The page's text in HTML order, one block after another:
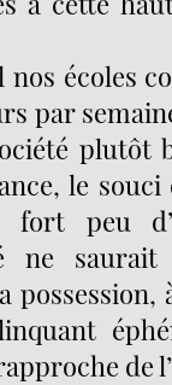
nos écoles
par
plutôt
le
peu
ne
de